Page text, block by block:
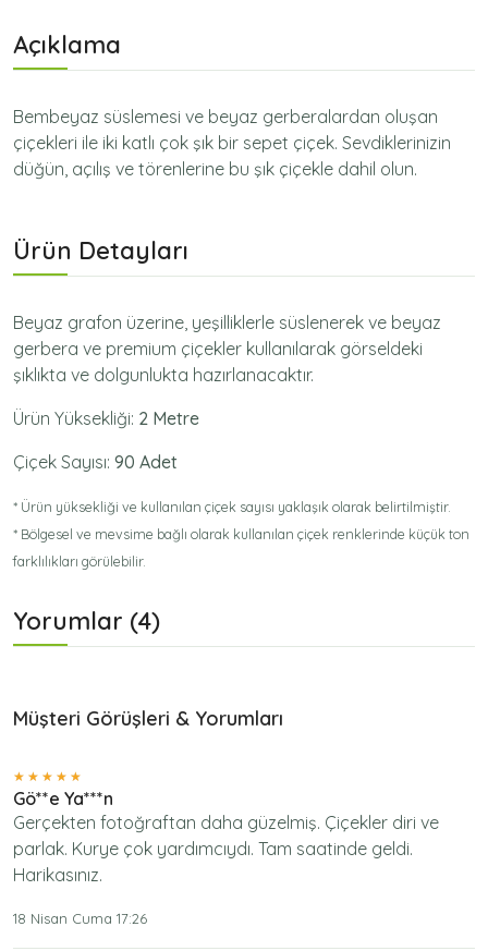
Açıklama
Bembeyaz süslemesi ve beyaz gerberalardan oluşan
çiçekleri ile iki katlı çok şık bir sepet çiçek. Sevdiklerinizin
düğün, açılış ve törenlerine bu şık çiçekle dahil olun.
Ürün Detayları
Beyaz grafon üzerine, yeşilliklerle süslenerek ve beyaz
gerbera ve premium çiçekler kullanılarak görseldeki
şıklıkta ve dolgunlukta hazırlanacaktır.
Ürün Yüksekliği: 2 Metre
Çiçek Sayısı: 90 Adet
* Ürün yüksekliği ve kullanılan çiçek sayısı yaklaşık olarak belirtilmiştir.
* Bölgesel ve mevsime bağlı olarak kullanılan çiçek renklerinde küçük ton
farklılıkları görülebilir.
Yorumlar (4)
Müşteri Görüşleri & Yorumları
Gö**e Ya***n
Gerçekten fotoğraftan daha güzelmiş. Çiçekler diri ve
parlak. Kurye çok yardımcıydı. Tam saatinde geldi.
Harikasınız.
18 Nisan Cuma 17:26